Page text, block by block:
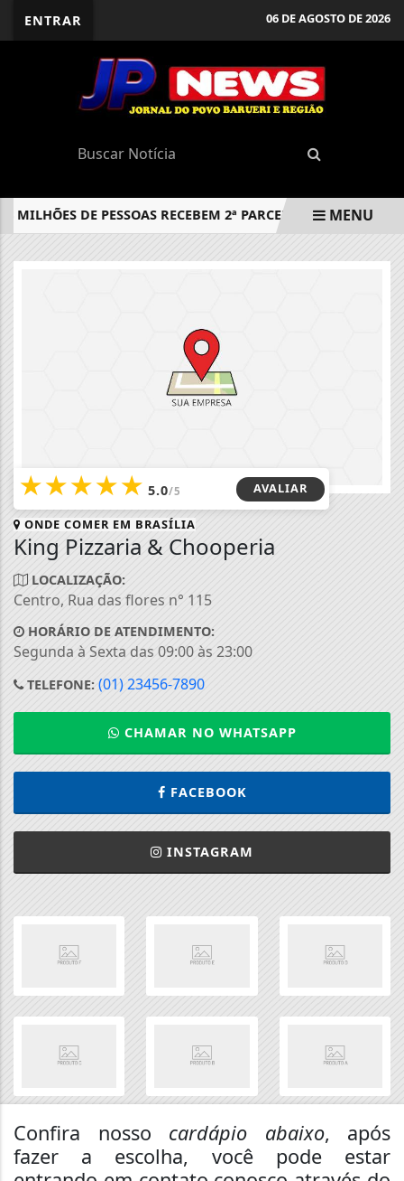
ENTRAR 06 DE AGOSTO DE 2026
MILHÕES DE PESSOAS RECEBEM 2ª PARCELA DO DÉCIMO
MENU
★★★★★ 5.0/5 AVALIAR
ONDE COMER EM BRASÍLIA
King Pizzaria & Chooperia
LOCALIZAÇÃO:
Centro, Rua das flores n° 115
HORÁRIO DE ATENDIMENTO:
Segunda à Sexta das 09:00 às 23:00
TELEFONE: (01) 23456-7890
CHAMAR NO WHATSAPP
FACEBOOK
INSTAGRAM
Confira nosso cardápio abaixo, após
fazer a escolha, você pode estar